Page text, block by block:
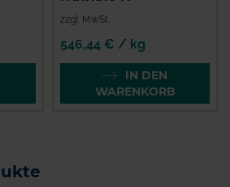
zzgl. MwSt.
546,44 € / kg
IN DEN
WARENKORB